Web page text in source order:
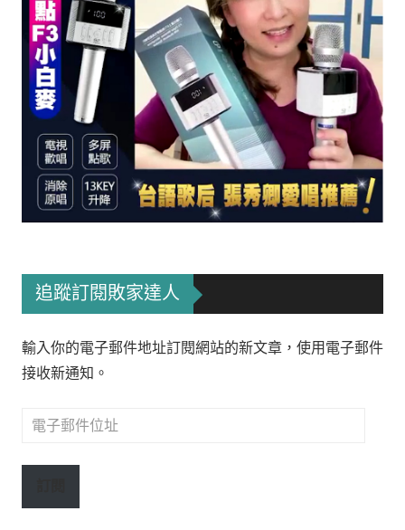
追蹤訂閱敗家達人
輸入你的電子郵件地址訂閱網站的新文章，使用電子郵件
接收新通知。
電
郵